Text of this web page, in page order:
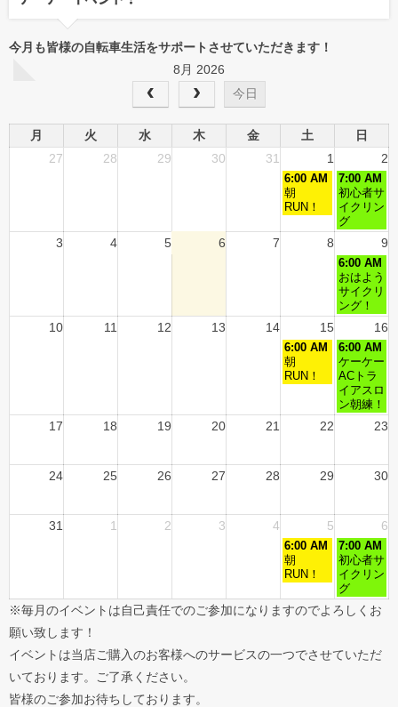
今月も皆様の自転車生活をサポートさせていただきます！
8月 2026
今日
月 火 水 木 金 土
日
27
28 29 30 31 1 2
6:00 AM
朝
RUN！
7:00 AM
初心者サ
イクリン
グ
3 4 5 6 7 8 9
6:00 AM
おはよう
サイクリ
ング！
10 11 12 13 14 15 16
6:00 AM
朝
RUN！
6:00 AM
ケーケー
ACトラ
イアスロ
ン朝練！
17 18 19 20 21 22 23
24 25 26 27 28 29 30
31 1 2 3 4 5 6
6:00 AM
朝
RUN！
7:00 AM
初心者サ
イクリン
グ
※毎月のイベントは自己責任でのご参加になりますのでよろしくお
願い致します！
イベントは当店ご購入のお客様へのサービスの一つでさせていただ
いております。ご了承ください。
皆様のご参加お待ちしております。